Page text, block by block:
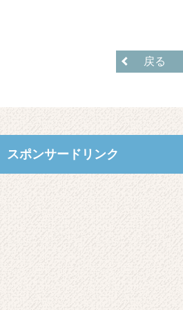
戻る
スポンサードリンク